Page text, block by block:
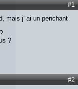
#1
mais j' ai un penchant
?
#2